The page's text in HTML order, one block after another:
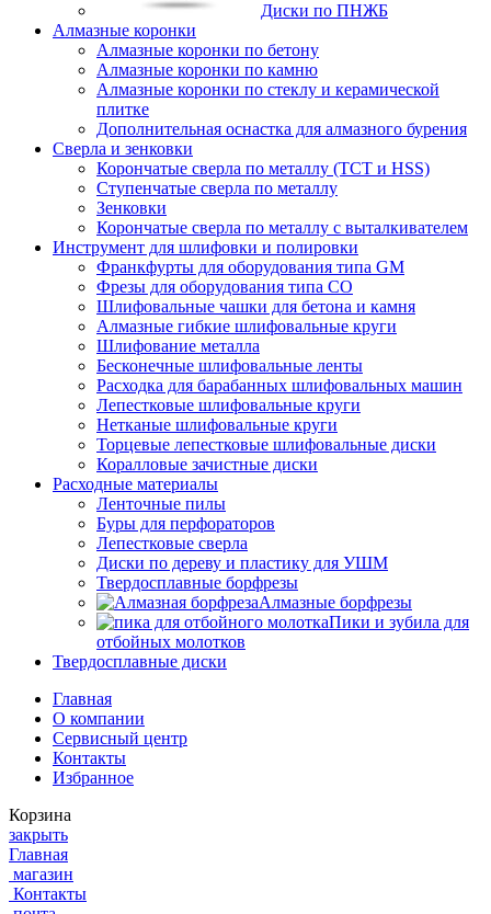
Диски по ПНЖБ
Алмазные коронки
Алмазные коронки по бетону
Алмазные коронки по камню
Алмазные коронки по стеклу и керамической
плитке
Дополнительная оснастка для алмазного бурения
Сверла и зенковки
Корончатые сверла по металлу (TCT и HSS)
Ступенчатые сверла по металлу
Зенковки
Корончатые сверла по металлу c выталкивателем
Инструмент для шлифовки и полировки
Франкфурты для оборудования типа GM
Фрезы для оборудования типа СО
Шлифовальные чашки для бетона и камня
Алмазные гибкие шлифовальные круги
Шлифование металла
Бесконечные шлифовальные ленты
Расходка для барабанных шлифовальных машин
Лепестковые шлифовальные круги
Нетканые шлифовальные круги
Торцевые лепестковые шлифовальные диски
Коралловые зачистные диски
Расходные материалы
Ленточные пилы
Буры для перфораторов
Лепестковые сверла
Диски по дереву и пластику для УШМ
Твердосплавные борфрезы
Алмазные борфрезы
Пики и зубила для
отбойных молотков
Твердосплавные диски
Главная
О компании
Сервисный центр
Контакты
Избранное
Корзина
закрыть
Главная
магазин
Контакты